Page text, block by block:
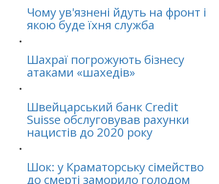
Чому ув'язнені йдуть на фронт і
якою буде їхня служба
Шахраї погрожують бізнесу
атаками «шахедів»
Швейцарський банк Credit
Suisse обслуговував рахунки
нацистів до 2020 року
Шок: у Краматорську сімейство
до смерті заморило голодом